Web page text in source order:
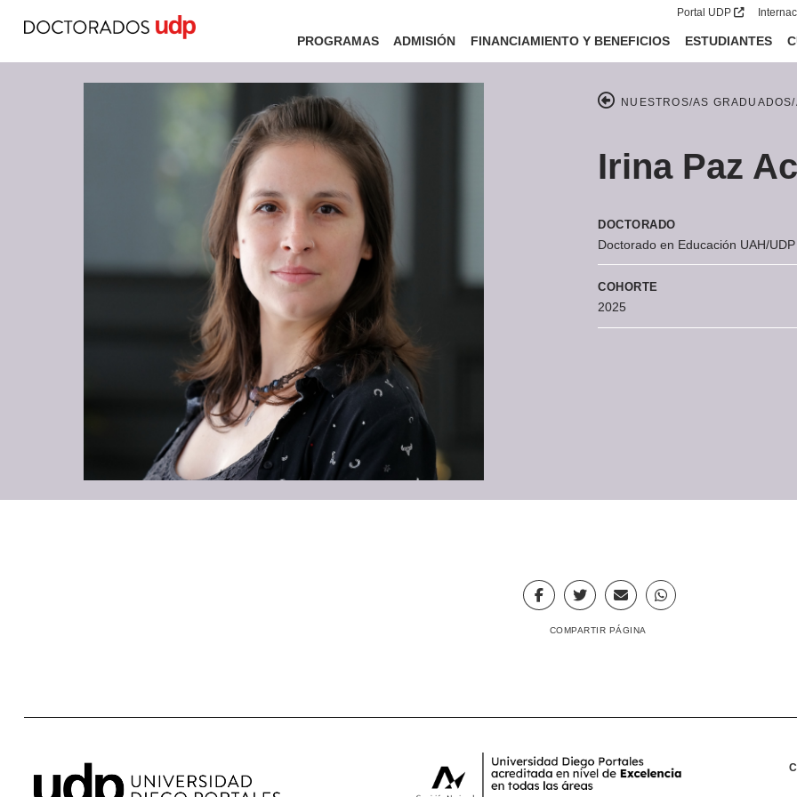
Portal UDP
PROGRAMAS ADMISIÓN FINANCIAMIENTO Y BENEFICIOS ESTUDIANTES
NUESTROS/AS GRADUADOS/
Irina Paz
DOCTORADO
Doctorado en Educación UAH/UDP
COHORTE
2025
COMPARTIR PÁGINA